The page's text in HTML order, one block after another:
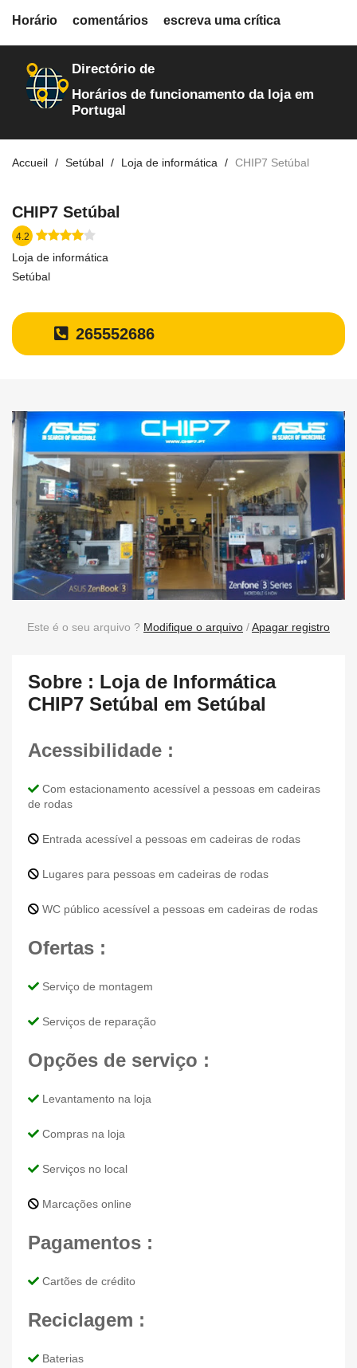
loja-de-informatica
Directório de
Horários de funcionamento da loja em
Portugal
Accueil Setúbal Loja de informática CHIP7 Setúbal
CHIP7 Setúbal
4.2
Loja de informática
Setúbal
265552686
Horário comentários escreva uma crítica
Este é o seu arquivo ? Modifique o arquivo /Apagar registro
Sobre : Loja de Informática
CHIP7 Setúbal em Setúbal
Acessibilidade :
Com estacionamento acessível a pessoas em cadeiras
de rodas
Entrada acessível a pessoas em cadeiras de rodas
Lugares para pessoas em cadeiras de rodas
WC público acessível a pessoas em cadeiras de rodas
Ofertas :
Serviço de montagem
Serviços de reparação
Opções de serviço :
Levantamento na loja
Compras na loja
Serviços no local
Marcações online
Pagamentos :
Cartões de crédito
Reciclagem :
Baterias